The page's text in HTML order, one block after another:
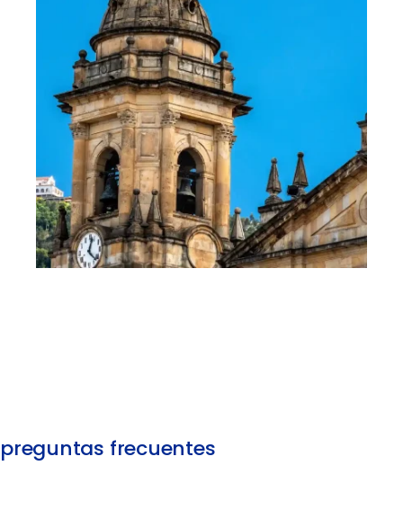
preguntas frecuentes